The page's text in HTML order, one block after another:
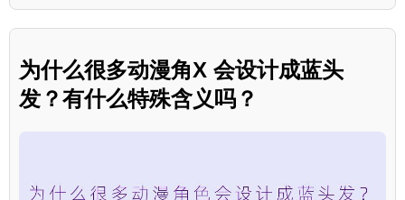
为什么很多动漫角X 会设计成蓝头
发？有什么特殊含义吗？